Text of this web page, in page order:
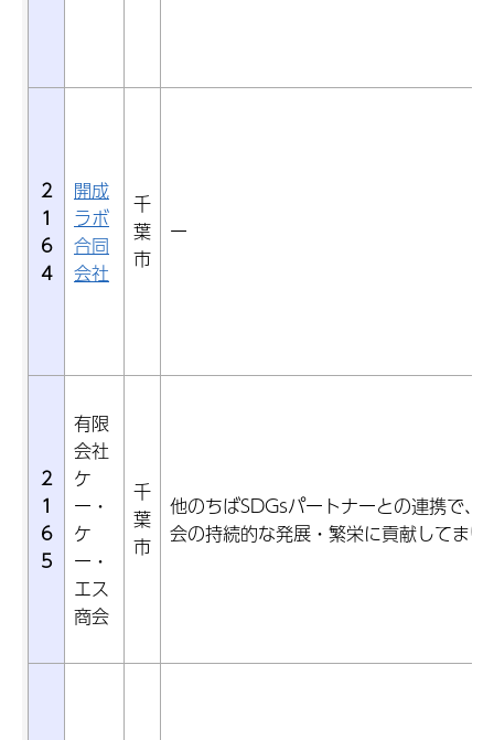
2
1
6
4
開成
ラボ
合同
会社
千
葉
市
ー
2
1
6
5
有限
会社
ケ
ー・
ケ
ー・
エス
商会
千
葉
市
他のちばSDGsパートナーとの連携で、
会の持続的な発展・繁栄に貢献してまい